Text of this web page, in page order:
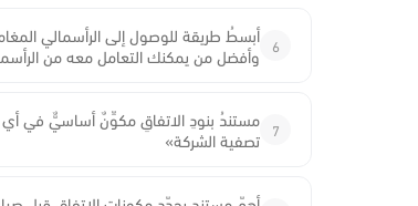
6
أبسطُ طريقة للوصول إلى الرأسمالي
وأفضل من يمكنك التعامل معه من
7 مستندُ بنودِ الاتفاقِ مكوِّنٌ أساسيٌّ في أي
تصفية الشركة»